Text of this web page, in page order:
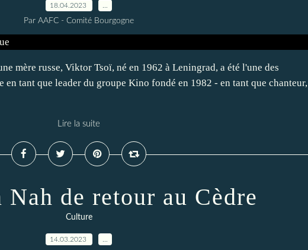
18.04.2023
Par AAFC - Comité Bourgogne
mère russe, Viktor Tsoï, né en 1962 à Leningrad, a été l'une des
tant que leader du groupe Kino fondé en 1982 - en tant que chanteur,
Lire la suite
Nah de retour au Cèdre
Culture
14.03.2023